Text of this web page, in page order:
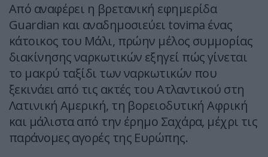
Από αναφέρει η βρετανική εφημερίδα
Guardian και αναδημοσιεύει tovima ένας
κάτοικος του Μάλι, πρώην μέλος συμμορίας
διακίνησης ναρκωτικών εξηγεί πώς γίνεται
το μακρύ ταξίδι των ναρκωτικών που
ξεκινάει από τις ακτές του Ατλαντικού στη
Λατινική Αμερική, τη βορειοδυτική Αφρική
και μάλιστα από την έρημο Σαχάρα, μέχρι τις
παράνομες αγορές της Ευρώπης.